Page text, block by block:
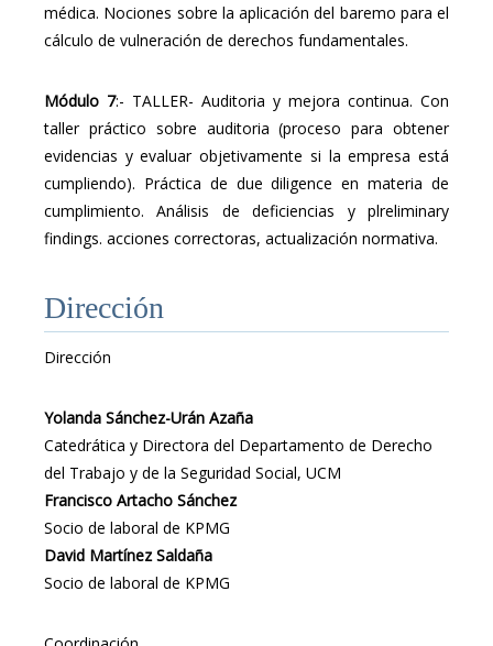
médica. Nociones sobre la aplicación del baremo para el
cálculo de vulneración de derechos fundamentales.
Módulo 7:- TALLER- Auditoria y mejora continua. Con
taller práctico sobre auditoria (proceso para obtener
evidencias y evaluar objetivamente si la empresa está
cumpliendo). Práctica de due diligence en materia de
cumplimiento. Análisis de deficiencias y plreliminary
findings. acciones correctoras, actualización normativa.
Dirección
Dirección
Yolanda Sánchez-Urán Azaña
Catedrática y Directora del Departamento de Derecho
del Trabajo y de la Seguridad Social, UCM
Francisco Artacho Sánchez
Socio de laboral de KPMG
David Martínez Saldaña
Socio de laboral de KPMG